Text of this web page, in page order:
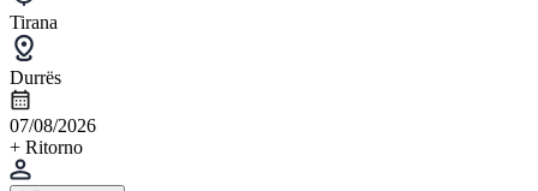
Tirana
Durrës
07/08/2026
+ Ritorno